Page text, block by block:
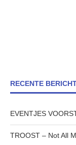
RECENTE
EVENTJES
TROOST – Not All